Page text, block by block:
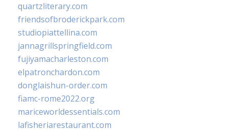
quartzliterary.com
friendsofbroderickpark.com
studiopiattellina.com
jannagrillspringfield.com
fujiyamacharleston.com
elpatronchardon.com
donglaishun-order.com
fiamc-rome2022.org
mariceworldessentials.com
lafisheriarestaurant.com